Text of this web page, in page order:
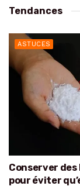
Tendances
ASTUCES
Conserver des
pour éviter